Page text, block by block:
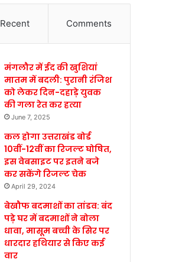
Recent Comments
मंगलौर में ईद की खुशियां
मातम में बदली: पुरानी रंजिश
को लेकर दिन-दहाड़े युवक
की गला रेत कर हत्या
June 7, 2025
कल होगा उत्तराखंड बोर्ड
10वीं-12वीं का रिजल्ट घोषित,
इस वेबसाइट पर इतने बजे
कर सकेंगे रिजल्ट चेक
April 29, 2024
बेखौफ बदमाशों का तांडव: बंद
पड़े घर में बदमाशों ने बोला
धावा, मासूम बच्ची के सिर पर
धारदार हथियार से किए कई
वार